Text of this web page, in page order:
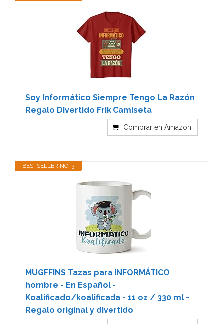
Soy Informático Siempre Tengo La Razón
Regalo Divertido Frik Camiseta
Comprar en Amazon
BESTSELLER NO. 3
MUGFFINS Tazas para INFORMÁTICO
hombre - En Español -
Koalificado/koalificada - 11 oz / 330 ml -
Regalo original y divertido